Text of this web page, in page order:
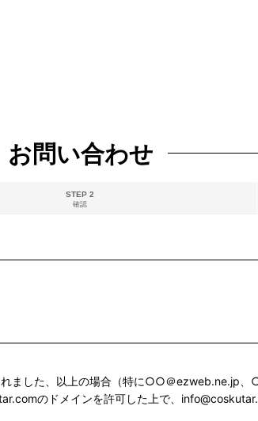
お問い合わせ
STEP 2
確認
ました、以上の場合（特に○○＠ezweb.ne.jp
のドメインを許可した上で、